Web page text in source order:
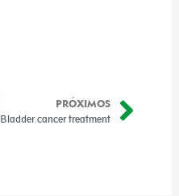
PRÓXIMOS
Bladder cancer treatment